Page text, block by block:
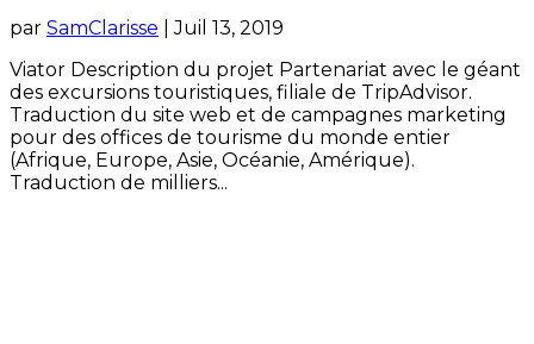
par SamClarisse |Juil 13, 2019
Viator Description du projet Partenariat avec le géant
des excursions touristiques, filiale de TripAdvisor.
Traduction du site web et de campagnes marketing
pour des offices de tourisme du monde entier
(Afrique, Europe, Asie, Océanie, Amérique).
Traduction de milliers...